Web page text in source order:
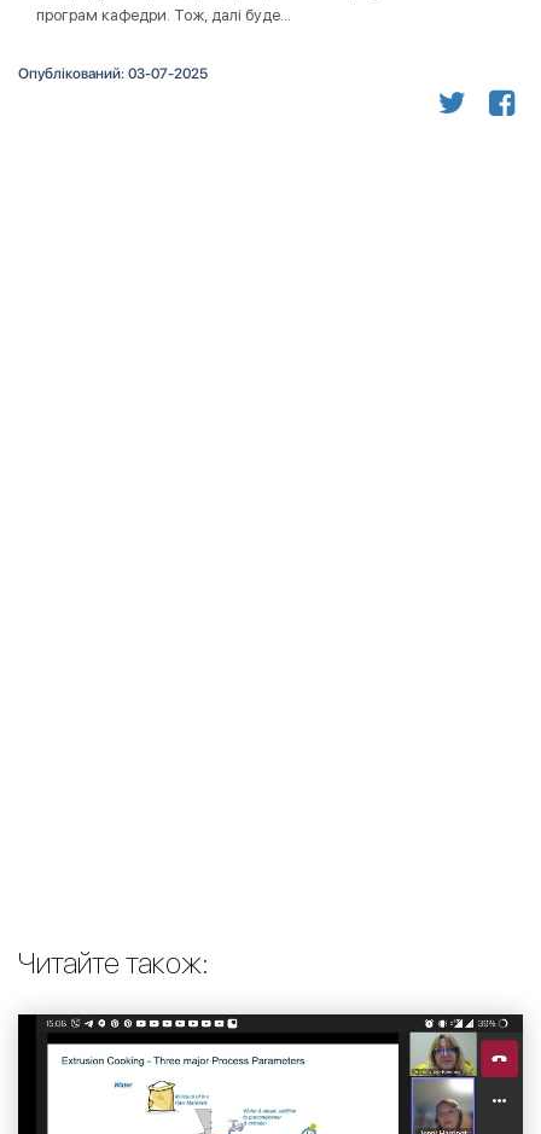
програм кафедри. Тож, далі буде…
Опублікований: 03-07-2025
Читайте також: